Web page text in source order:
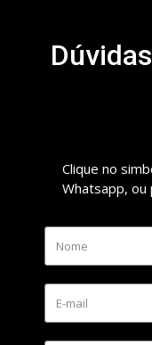
Clique no
Whatsapp, ou